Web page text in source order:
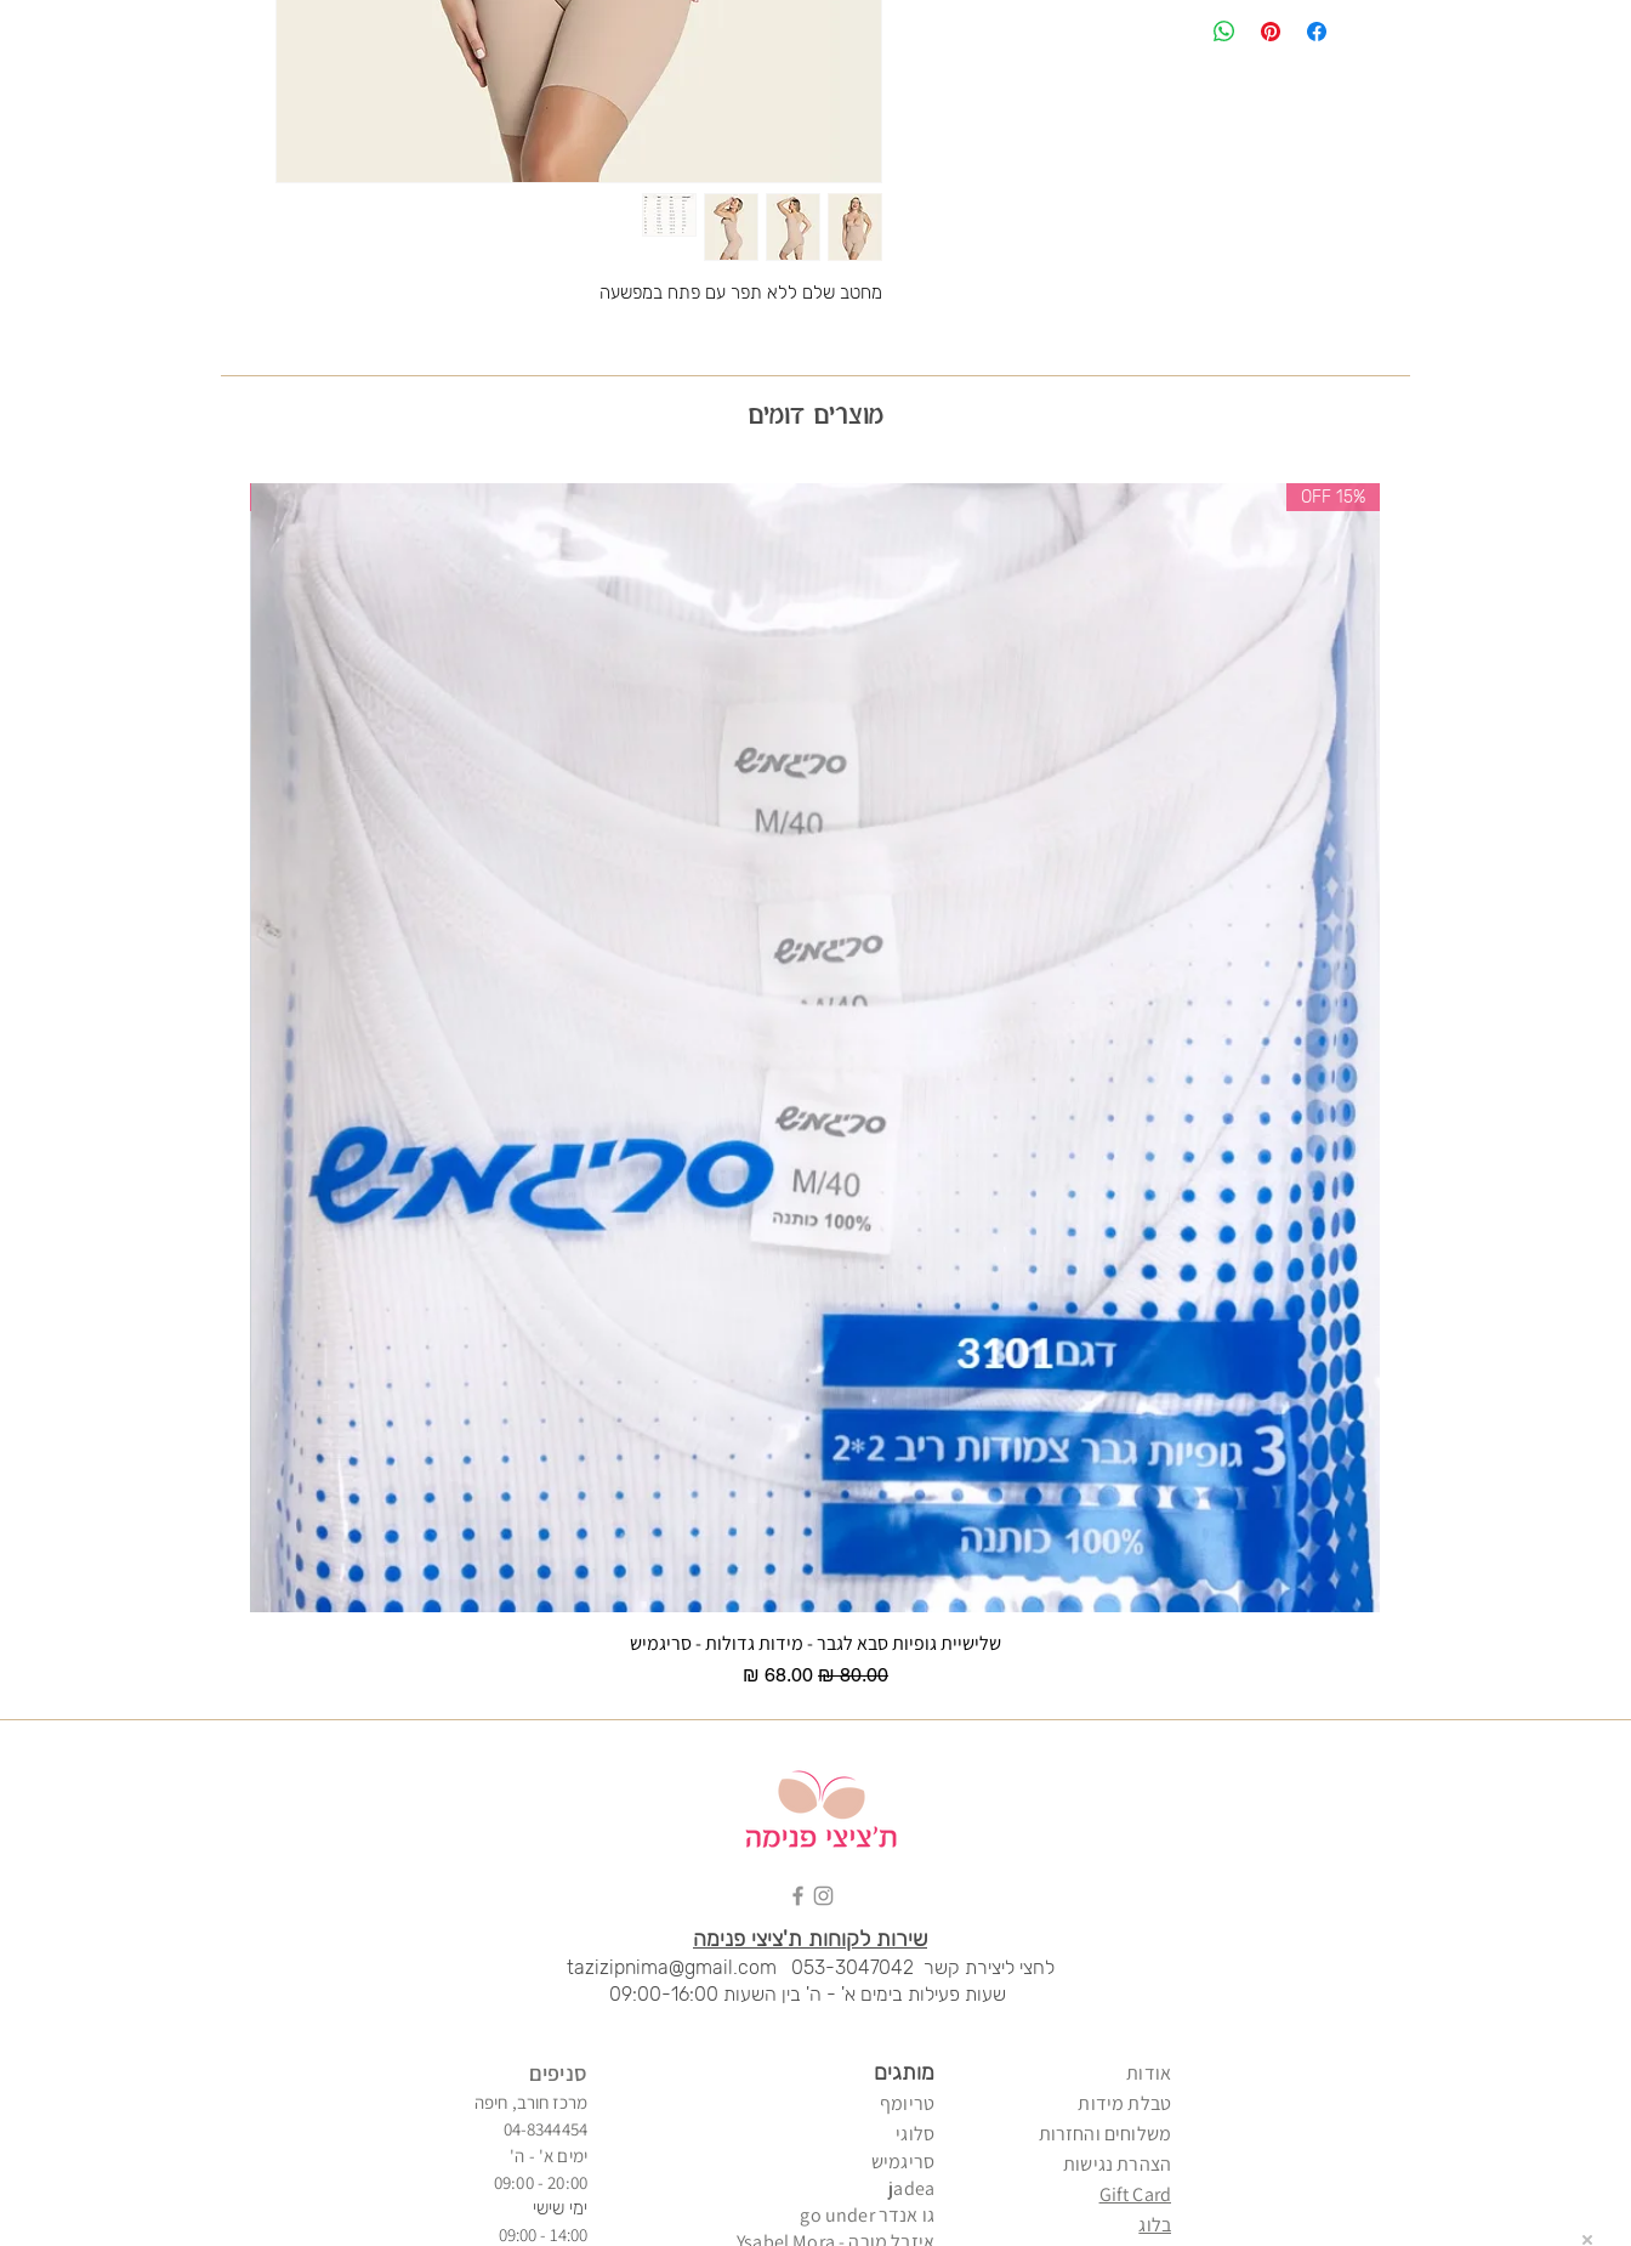
מחטב שלם ללא תפר עם פתח במפשעה
מוצרים דומים
תצוגה מהירה
15% OFF
שלישיית גופיות סבא לגבר - מידות גדולות - סריגמיש
מחיר רגילמחיר מבצע
שירות לקוחות ת'ציצי פנימה
לחצי ליצירת קשר
tazizipnima@gmail.com
שעות פעילות בימים א' - ה' בין השעות 09:00-16:00
סניפים
מרכז חורב, חיפה
04-8344454
ימים א' - ה'
20:00 - 09:00
ימי שישי
14:00 - 09:00
מותגים
טריומף
סלוגי
סריגמיש
jadea
גו אנדר go under
אודות
טבלת מידות
משלוחים והחזרות
הצהרת נגישות
Gift Card
בלוג